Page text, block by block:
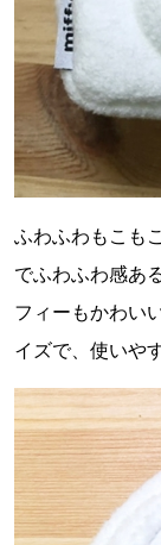
ふわふわもこも
でふわふわ感あ
フィーもかわい
イズで、使いや